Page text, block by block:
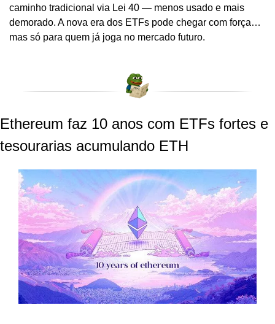
caminho tradicional via Lei 40 — menos usado e mais
demorado. A nova era dos ETFs pode chegar com força…
mas só para quem já joga no mercado futuro.
Ethereum faz 10 anos com ETFs fortes e
tesourarias acumulando ETH